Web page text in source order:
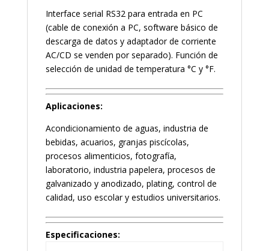
Interface serial RS32 para entrada en PC
(cable de conexión a PC, software básico de
descarga de datos y adaptador de corriente
AC/CD se venden por separado). Función de
selección de unidad de temperatura °C y °F.
Aplicaciones:
Acondicionamiento de aguas, industria de
bebidas, acuarios, granjas piscícolas,
procesos alimenticios, fotografía,
laboratorio, industria papelera, procesos de
galvanizado y anodizado, plating, control de
calidad, uso escolar y estudios universitarios.
Especificaciones: